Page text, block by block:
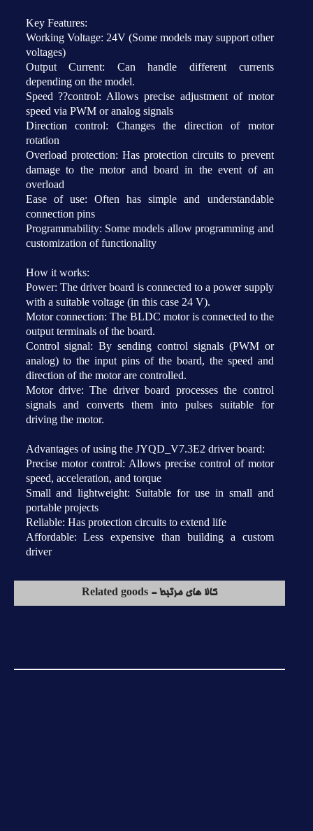
Key Features:
Working Voltage: 24V (Some models may support other
voltages)
Output Current: Can handle different currents
depending on the model.
Speed ??control: Allows precise adjustment of motor
speed via PWM or analog signals
Direction control: Changes the direction of motor
rotation
Overload protection: Has protection circuits to prevent
damage to the motor and board in the event of an
overload
Ease of use: Often has simple and understandable
connection pins
Programmability: Some models allow programming and
customization of functionality
How it works:
Power: The driver board is connected to a power supply
with a suitable voltage (in this case 24 V).
Motor connection: The BLDC motor is connected to the
output terminals of the board.
Control signal: By sending control signals (PWM or
analog) to the input pins of the board, the speed and
direction of the motor are controlled.
Motor drive: The driver board processes the control
signals and converts them into pulses suitable for
driving the motor.
Advantages of using the JYQD_V7.3E2 driver board:
Precise motor control: Allows precise control of motor
speed, acceleration, and torque
Small and lightweight: Suitable for use in small and
portable projects
Reliable: Has protection circuits to extend life
Affordable: Less expensive than building a custom
driver
کالا های مرتبط - Related goods